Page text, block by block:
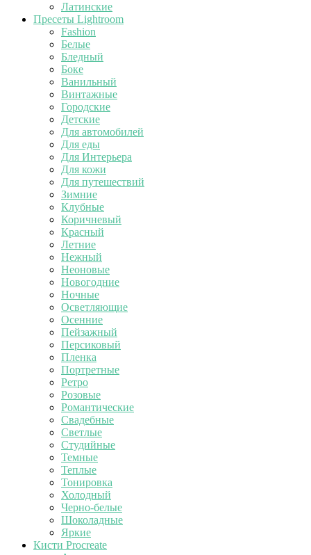
Латинские
Пресеты Lightroom
Fashion
Белые
Бледный
Боке
Ванильный
Винтажные
Городские
Детские
Для автомобилей
Для еды
Для Интерьера
Для кожи
Для путешествий
Зимние
Клубные
Коричневый
Красный
Летние
Нежный
Неоновые
Новогодние
Ночные
Осветляющие
Осенние
Пейзажный
Персиковый
Пленка
Портретные
Ретро
Розовые
Романтические
Свадебные
Светлые
Студийные
Темные
Теплые
Тонировка
Холодный
Черно-белые
Шоколадные
Яркие
Кисти Procreate